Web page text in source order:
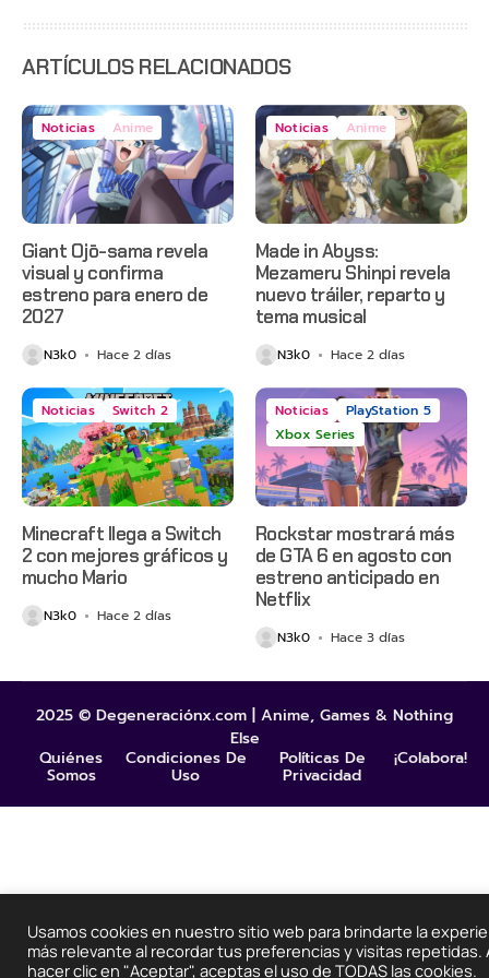
ARTÍCULOS RELACIONADOS
Noticias Anime
Giant Ojō-sama revela
visual y confirma
estreno para enero de
2027
N3k0 Hace 2 días
Noticias Anime
Made in Abyss:
Mezameru Shinpi revela
nuevo tráiler, reparto y
tema musical
N3k0 Hace 2 días
Noticias Switch 2
Minecraft llega a Switch
2 con mejores gráficos y
mucho Mario
N3k0 Hace 2 días
Noticias
PlayStation 5
Xbox Series
Rockstar mostrará más
de GTA 6 en agosto con
estreno anticipado en
Netflix
N3k0 Hace 3 días
2025 © Degeneraciónx.com | Anime, Games & Nothing
Else
Quiénes
Somos
Condiciones De
Uso
Políticas De
Privacidad
¡Colabora!
Usamos cookies en nuestro sitio web para brindarte la
más relevante al recordar tus preferencias y visitas repetidas.
hacer clic en "Aceptar", aceptas el uso de TODAS las cookies.